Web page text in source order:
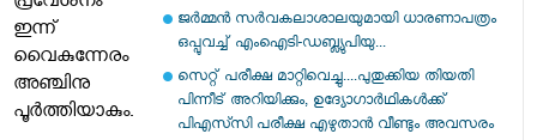
ജർമ്മൻ സർവകലാശാലയുമായി ധാരണാപത്രം
ഒപ്പുവച്ച് എംഐടി-ഡബ്ല്യുപിയു...
സെറ്റ് പരീക്ഷ മാറ്റിവെച്ചു....പുതുക്കിയ തിയതി
പിന്നീട് അറിയിക്കും, ഉദ്യോഗാർഥികൾക്ക്
പിഎസ്‍സി പരീക്ഷ എഴുതാൻ വീണ്ടും അവസരം
ഇന്ന്
വൈകുന്നേരം
അഞ്ചിനു
പൂര്‍ത്തിയാകും.